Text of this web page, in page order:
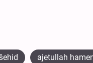
ajetullah